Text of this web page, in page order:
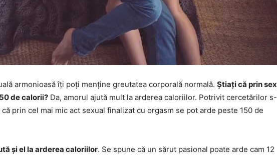
armonioasă îți poți menține greutatea corporală normală. Știați că prin sex
de calorii? Da, amorul ajută mult la arderea caloriilor. Potrivit cercetărilor s-
prin cel mai mic act sexual finalizat cu orgasm se pot arde peste 150 de
și el la arderea caloriilor. Se spune că un sărut pasional poate arde cam 12